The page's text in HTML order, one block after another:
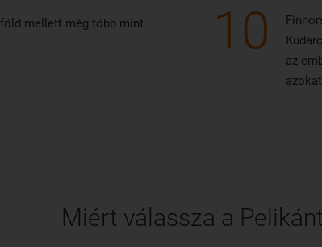
mellett még több mint
10
az
azokat
Miért válassza a Pelikánt